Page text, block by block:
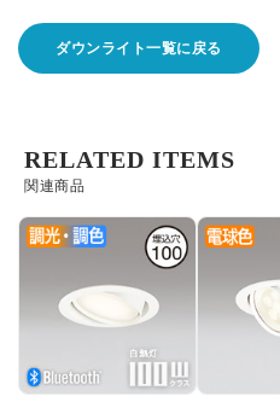
ダウンライト一覧に戻る
関連商品
RELATED ITEMS